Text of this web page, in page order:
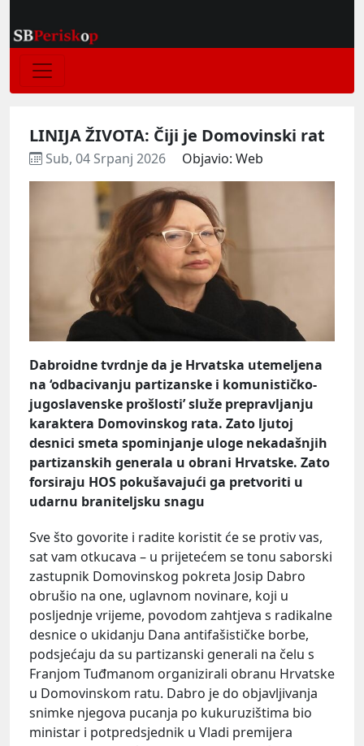
LINIJA ŽIVOTA: Čiji je Domovinski rat
Sub, 04 Srpanj 2026 Objavio: Web
Dabroidne tvrdnje da je Hrvatska utemeljena
na ‘odbacivanju partizanske i komunističko-
jugoslavenske prošlosti’ služe prepravljanju
karaktera Domovinskog rata. Zato ljutoj
desnici smeta spominjanje uloge nekadašnjih
partizanskih generala u obrani Hrvatske. Zato
forsiraju HOS pokušavajući ga pretvoriti u
udarnu braniteljsku snagu
Sve što govorite i radite koristit će se protiv vas,
sat vam otkucava – u prijetećem se tonu saborski
zastupnik Domovinskog pokreta Josip Dabro
obrušio na one, uglavnom novinare, koji u
posljednje vrijeme, povodom zahtjeva s radikalne
desnice o ukidanju Dana antifašističke borbe,
podsjećaju da su partizanski generali na čelu s
Franjom Tuđmanom organizirali obranu Hrvatske
u Domovinskom ratu. Dabro je do objavljivanja
snimke njegova pucanja po kukuruzištima bio
ministar i potpredsjednik u Vladi premijera